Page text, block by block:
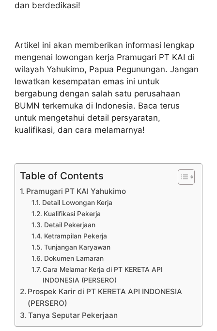
dan berdedikasi!
Artikel ini akan memberikan informasi lengkap
mengenai lowongan kerja Pramugari PT KAI di
wilayah Yahukimo, Papua Pegunungan. Jangan
lewatkan kesempatan emas ini untuk
bergabung dengan salah satu perusahaan
BUMN terkemuka di Indonesia. Baca terus
untuk mengetahui detail persyaratan,
kualifikasi, dan cara melamarnya!
Table of Contents
Pramugari PT KAI Yahukimo
Detail Lowongan Kerja
Kualifikasi Pekerja
Detail Pekerjaan
Ketrampilan Pekerja
Tunjangan Karyawan
Dokumen Lamaran
Cara Melamar Kerja di PT KERETA API
INDONESIA (PERSERO)
Prospek Karir di PT KERETA API INDONESIA
(PERSERO)
Tanya Seputar Pekerjaan